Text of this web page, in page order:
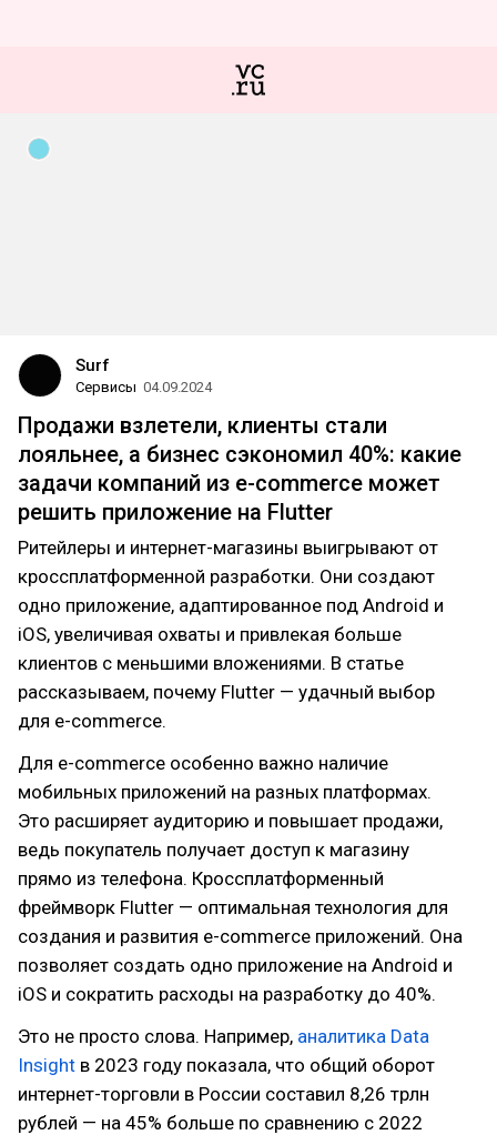
Surf
Сервисы 04.09.2024
Продажи взлетели, клиенты стали
лояльнее, а бизнес сэкономил 40%: какие
задачи компаний из e-commerce может
решить приложение на Flutter
Ритейлеры и интернет-магазины выигрывают от
кроссплатформенной разработки. Они создают
одно приложение, адаптированное под Android и
iOS, увеличивая охваты и привлекая больше
клиентов с меньшими вложениями. В статье
рассказываем, почему Flutter — удачный выбор
для e-commerce.
Для e-commerce особенно важно наличие
мобильных приложений на разных платформах.
Это расширяет аудиторию и повышает продажи,
ведь покупатель получает доступ к магазину
прямо из телефона. Кроссплатформенный
фреймворк Flutter — оптимальная технология для
создания и развития e-commerce приложений. Она
позволяет создать одно приложение на Android и
iOS и сократить расходы на разработку до 40%.
Это не просто слова. Например, аналитика Data
Insight в 2023 году показала, что общий оборот
интернет-торговли в России составил 8,26 трлн
рублей — на 45% больше по сравнению с 2022